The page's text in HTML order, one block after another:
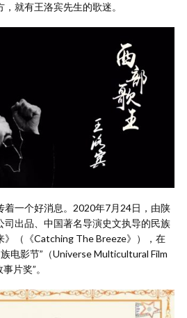
就有王洛宾先生的歌迷。
着一个好消息。2020年7月24日，由陕
司出品、中国著名导演史文执导的民族
》（《Catching The Breeze》），在
电影节”（Universe Multicultural Film
片奖”。